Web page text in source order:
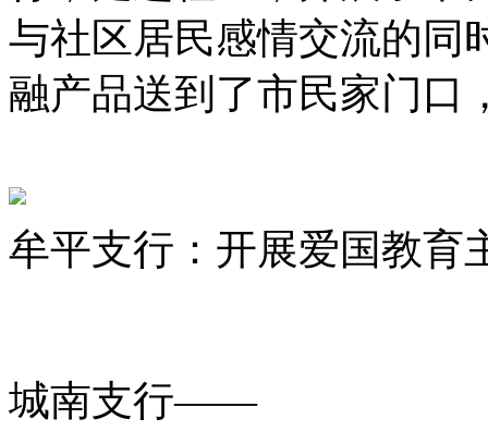
与社区居民感情交流的同
融产品送到了市民家门口
牟平支行：开展爱国教育
城南支行——